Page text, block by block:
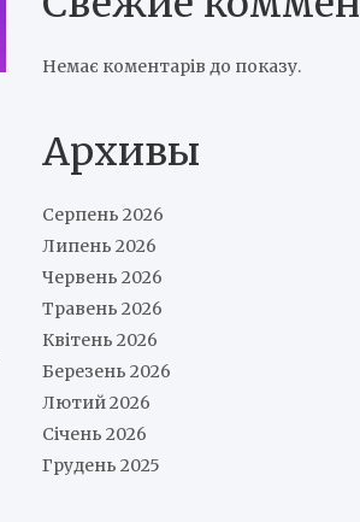
Немає коментарів до показу.
Архивы
Серпень 2026
Липень 2026
Червень 2026
Травень 2026
Квітень 2026
Березень 2026
Лютий 2026
Січень 2026
Грудень 2025